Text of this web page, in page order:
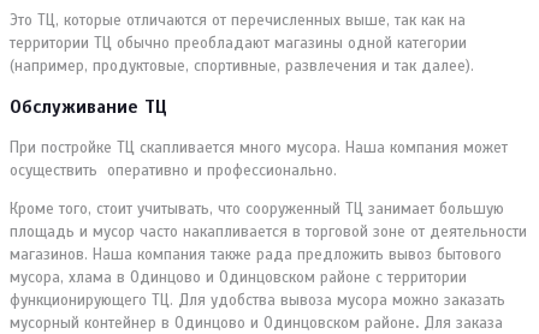
Это ТЦ, которые отличаются от перечисленных выше, так как на
территории ТЦ обычно преобладают магазины одной категории
(например, продуктовые, спортивные, развлечения и так далее).
Обслуживание ТЦ
При постройке ТЦ скапливается много мусора. Наша компания может
осуществить оперативно и профессионально.
Кроме того, стоит учитывать, что сооруженный ТЦ занимает большую
площадь и мусор часто накапливается в торговой зоне от деятельности
магазинов. Наша компания также рада предложить вывоз бытового
мусора, хлама в Одинцово и Одинцовском районе с территории
функционирующего ТЦ. Для удобства вывоза мусора можно заказать
мусорный контейнер в Одинцово и Одинцовском районе. Для заказа